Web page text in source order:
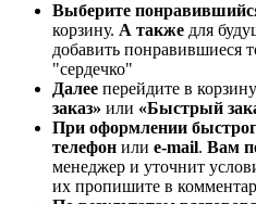
Выберите
корзину. А также для
добавить понравившиеся
"сердечко"
Далее перейдите в
заказ» или «Быстрый
При оформлении
телефон или e-mail. Вам
менеджер и уточнит
их пропишите в